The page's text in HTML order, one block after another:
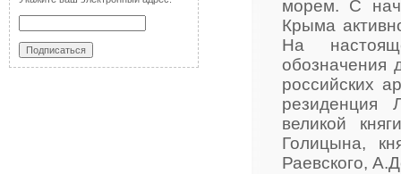
морем. С
Крыма
На
обозначения
российских
резиденция
великой
Голицына,
Раевского,